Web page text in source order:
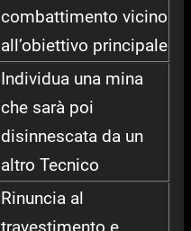
combattimento vicino
all’obiettivo principale
Individua una mina
che sarà poi
disinnescata da un
altro Tecnico
Rinuncia al